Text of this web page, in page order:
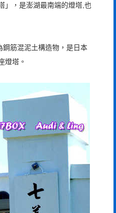
」，是澎湖最南端的燈塔,也
筋混泥土構造物，是日本
燈塔。